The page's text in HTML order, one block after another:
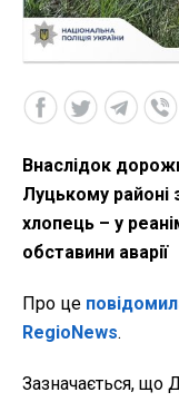
Внаслідок
Луцькому районі
хлопець – у
обставини аварії
Про це
RegioNews.
Зазначається, що